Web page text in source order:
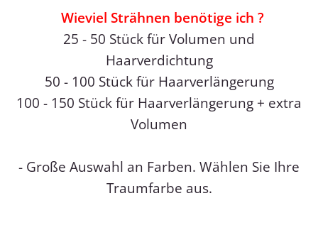
Wieviel Strähnen benötige ich ?
25 - 50 Stück für Volumen und
Haarverdichtung
50 - 100 Stück für Haarverlängerung
100 - 150 Stück für Haarverlängerung + extra
Volumen
- Große Auswahl an Farben. Wählen Sie Ihre
Traumfarbe aus.